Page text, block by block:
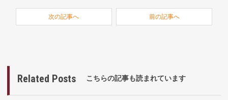
次の記事へ 前の記事へ
Related Posts こちらの記事も読まれています